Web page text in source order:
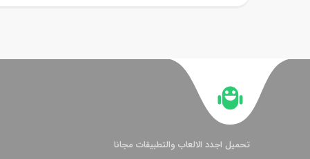
تحميل اجدد الالعاب والتطبيقات مجانا